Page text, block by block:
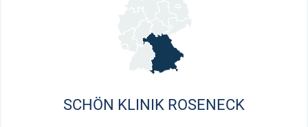
SCHÖN KLINIK ROSENECK